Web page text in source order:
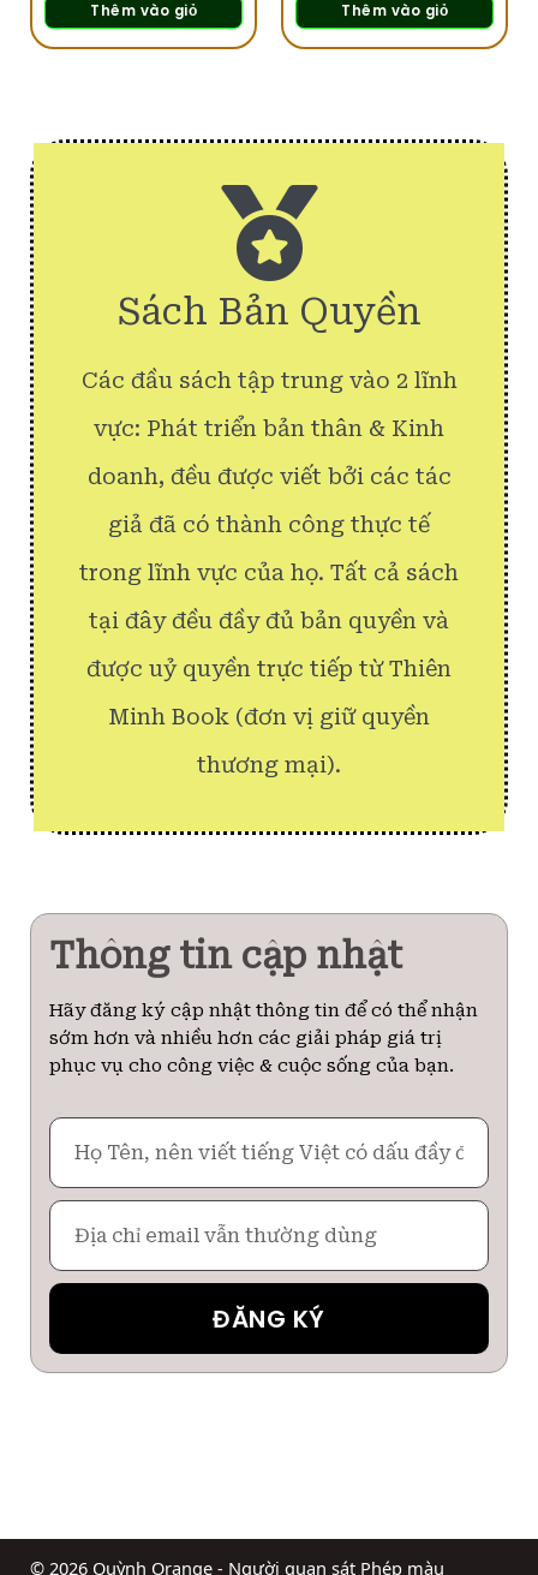
Thêm vào giỏ Thêm vào giỏ
Sách Bản Quyền
Các đầu sách tập trung vào 2 lĩnh
vực: Phát triển bản thân & Kinh
doanh, đều được viết bởi các tác
giả đã có thành công thực tế
trong lĩnh vực của họ. Tất cả sách
tại đây đều đầy đủ bản quyền và
được uỷ quyền trực tiếp từ Thiên
Minh Book (đơn vị giữ quyền
thương mại).
Thông tin cập nhật
Hãy đăng ký cập nhật thông tin để có thể nhận
sớm hơn và nhiều hơn các giải pháp giá trị
phục vụ cho công việc & cuộc sống của bạn.
Họ
Tên
Email
ĐĂNG KÝ
© 2026 Quỳnh Orange - Người quan sát Phép màu